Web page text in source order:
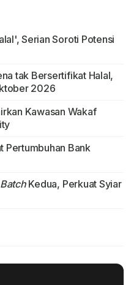
Serian Soroti Potensi
tak Bersertifikat Halal,
2026
Kawasan Wakaf
Pertumbuhan Bank
Kedua, Perkuat Syiar